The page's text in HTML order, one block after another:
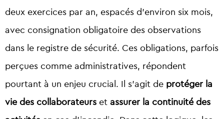
deux exercices par an, espacés d’environ six mois,
avec consignation obligatoire des observations
dans le registre de sécurité. Ces obligations, parfois
perçues comme administratives, répondent
pourtant à un enjeu crucial. Il s’agit de protéger la
vie des collaborateurs et assurer la continuité des